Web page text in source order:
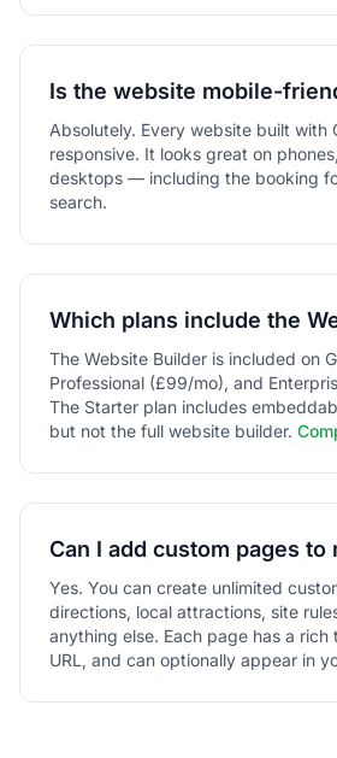
Is the website mobile-
Absolutely. Every website built with
responsive. It looks great on
desktops — including the booking
search.
Which plans include the
The Website Builder is included on
Professional (£99/mo), and
The Starter plan includes
but not the full website builder.
Can I add custom pages to
Yes. You can create unlimited
directions, local attractions, site
anything else. Each page has a
URL, and can optionally appear in